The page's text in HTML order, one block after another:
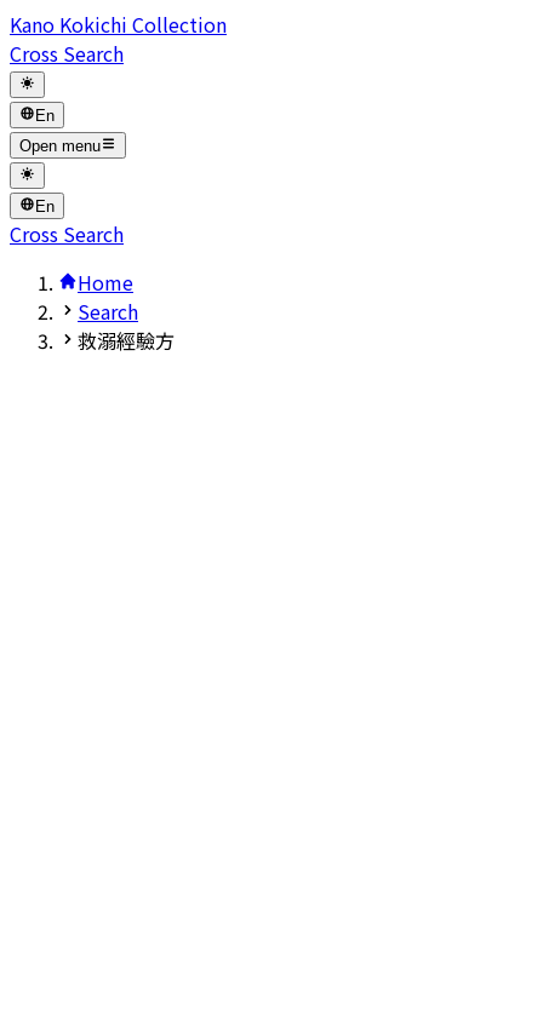
Kano Kokichi Collection
Cross Search
En
Open menu
En
Cross Search
Home
Search
救溺經驗方